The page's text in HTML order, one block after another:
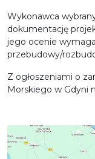
Wykonawca
dokumentację
jego ocenie
przebudowy/
Z ogłoszeniami o
Morskiego w Gdyni